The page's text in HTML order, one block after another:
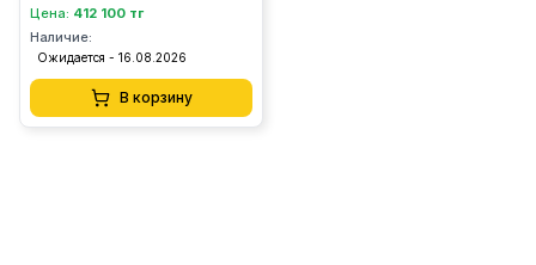
Цена: 412 100 тг
Наличие:
Ожидается - 16.08.2026
В корзину